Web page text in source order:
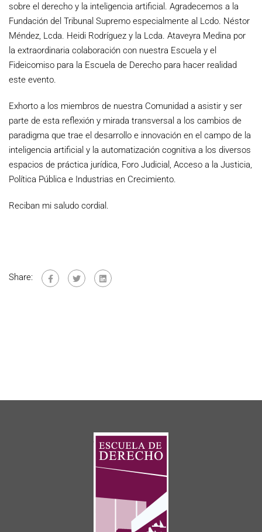
sobre el derecho y la inteligencia artificial. Agradecemos a la
Fundación del Tribunal Supremo especialmente al Lcdo. Néstor
Méndez, Lcda. Heidi Rodríguez y la Lcda. Ataveyra Medina por
la extraordinaria colaboración con nuestra Escuela y el
Fideicomiso para la Escuela de Derecho para hacer realidad
este evento.
Exhorto a los miembros de nuestra Comunidad a asistir y ser
parte de esta reflexión y mirada transversal a los cambios de
paradigma que trae el desarrollo e innovación en el campo de la
inteligencia artificial y la automatización cognitiva a los diversos
espacios de práctica jurídica, Foro Judicial, Acceso a la Justicia,
Política Pública e Industrias en Crecimiento.
Reciban mi saludo cordial.
Share: